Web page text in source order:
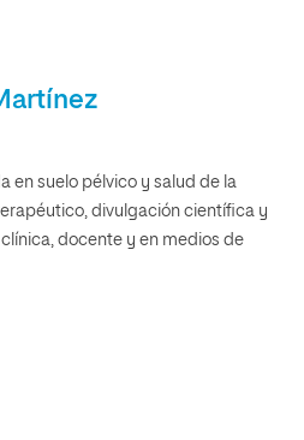
en suelo pélvico y salud de la
divulgación científica y
docente y en medios de